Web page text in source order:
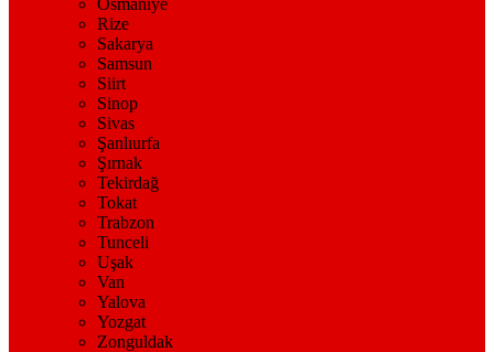
Osmaniye
Rize
Sakarya
Samsun
Siirt
Sinop
Sivas
Şanlıurfa
Şırnak
Tekirdağ
Tokat
Trabzon
Tunceli
Uşak
Van
Yalova
Yozgat
Zonguldak